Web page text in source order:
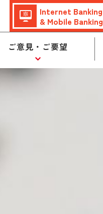
Internet Banking
& Mobile Banking
ご意見・ご要望